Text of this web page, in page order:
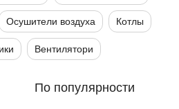
Осушители воздуха Котлы
Вентилятори
По популярности